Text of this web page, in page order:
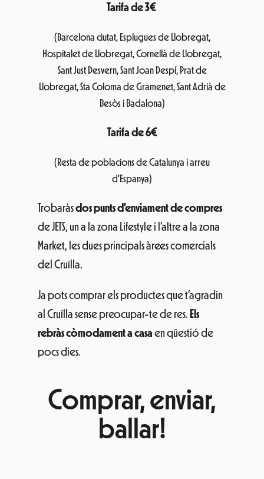
Tarifa de 3€
(Barcelona ciutat, Esplugues de Llobregat,
Hospitalet de Llobregat, Cornellà de Llobregat,
Sant Just Desvern, Sant Joan Despí, Prat de
Llobregat, Sta Coloma de Gramenet, Sant Adrià de
Besòs i Badalona)
Tarifa de 6€
(Resta de poblacions de Catalunya i arreu
d’Espanya)
Trobaràsdos punts d’enviament de compres
de JETS, un a la zona Lifestyle i l’altre a la zona
Market, les dues principals àrees comercials
del Cruïlla.
Ja pots comprar els productes que t’agradin
al Cruïlla sense preocupar-te de res. Els
rebràs còmodament a casa en qüestió de
pocs dies.
Comprar, enviar,
ballar!